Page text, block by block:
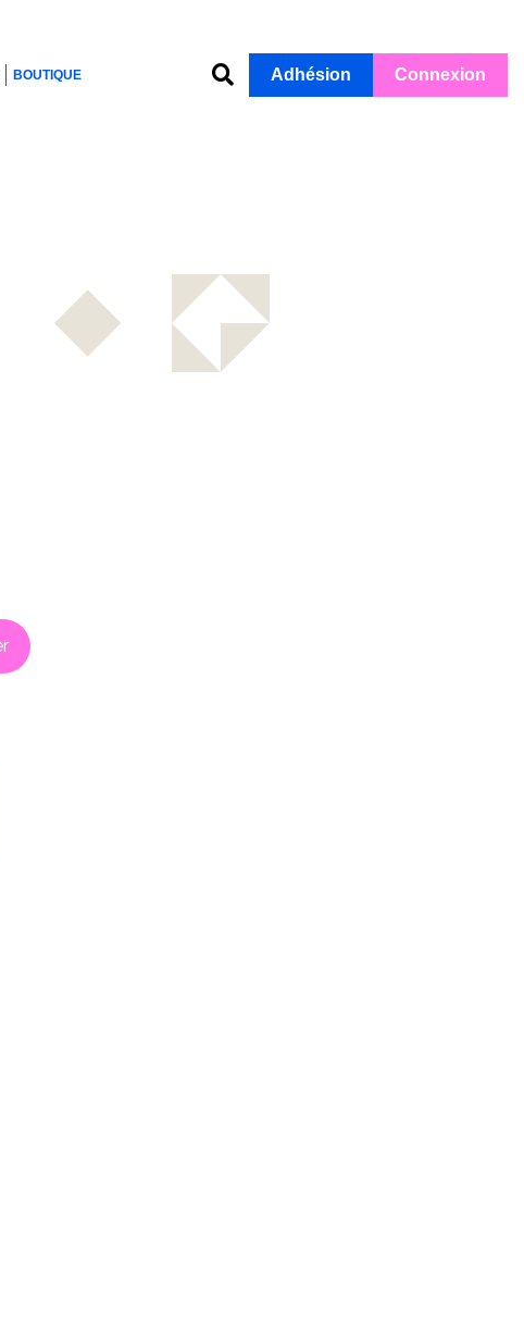
BOUTIQUE Adhésion Connexion